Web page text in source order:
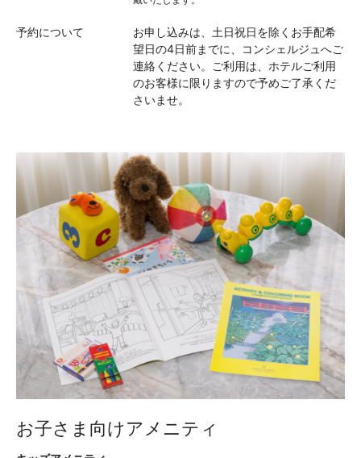
予約について
お申し込みは、土日祝日を除くお手配希
望日の4日前までに、コンシェルジュへご
連絡ください。ご利用は、ホテルご利用
のお客様に限りますので予めご了承くだ
さいませ。
お子さま向けアメニティ